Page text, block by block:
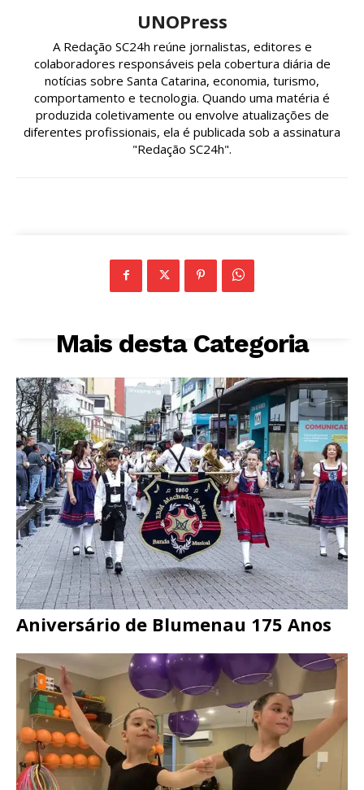
UNOPress
A Redação SC24h reúne jornalistas, editores e
colaboradores responsáveis pela cobertura diária de
notícias sobre Santa Catarina, economia, turismo,
comportamento e tecnologia. Quando uma matéria é
produzida coletivamente ou envolve atualizações de
diferentes profissionais, ela é publicada sob a assinatura
"Redação SC24h".
Mais desta Categoria
Aniversário de Blumenau 175 Anos